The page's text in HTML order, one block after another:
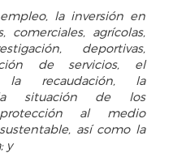
la inversión en
comerciales, agrícolas,
deportivas,
de servicios, el
la recaudación, la
situación de los
al medio
así como la
y